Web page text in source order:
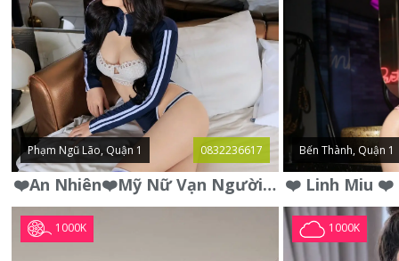
Phạm Ngũ Lão, Quận 1 0832236617
❤️An Nhiên❤️Mỹ Nữ Vạn Người Mê,Da Trắng, Mặt Xynh, Đẹp Từng
Bến Thành, Quận 1
1000K 1000K